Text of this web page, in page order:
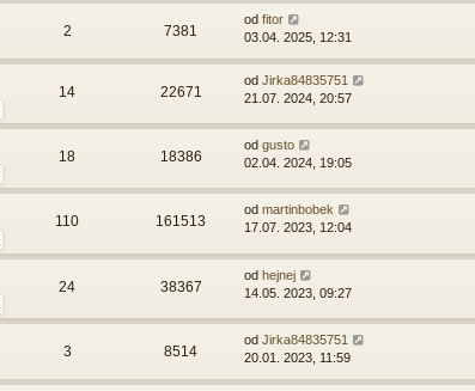
2 7381
od fitor
03.04. 2025, 12:31
14 22671
od Jirka84835751
21.07. 2024, 20:57
18 18386
od gusto
02.04. 2024, 19:05
110 161513
od martinbobek
17.07. 2023, 12:04
24 38367
od hejnej
14.05. 2023, 09:27
3 8514
od Jirka84835751
20.01. 2023, 11:59